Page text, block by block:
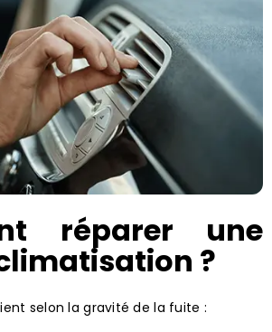
réparer une
?
selon la gravité de la fuite :